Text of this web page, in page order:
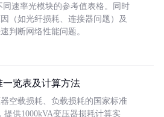
同速率光模块的参考值表格。同时
（如光纤损耗、连接器问题）及
判断网络性能问题。
览表及计算方法
空载损耗、负载损耗的国家标准
提供1000kVA变压器损耗计算实